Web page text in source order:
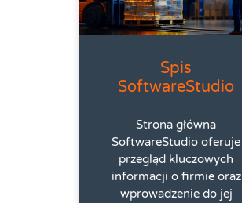
Spis
SoftwareStudio
Strona główna
SoftwareStudio oferuje
przegląd kluczowych
informacji o firmie oraz
wprowadzenie do jej